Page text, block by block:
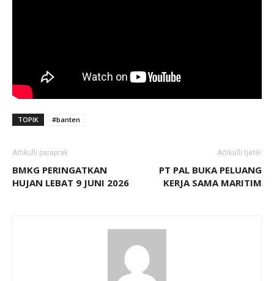
TOPIK #banten
Artikulli paraprak
BMKG PERINGATKAN
HUJAN LEBAT 9 JUNI 2026
Artikulli tjetër
PT PAL BUKA PELUANG
KERJA SAMA MARITIM